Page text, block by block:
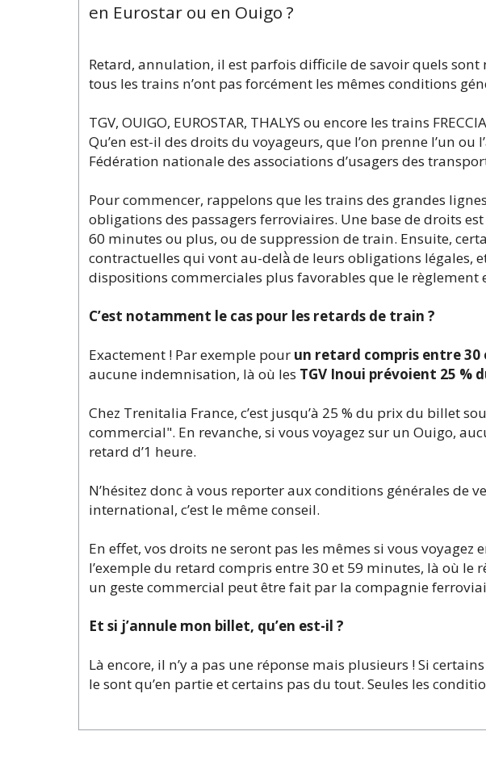
en Eurostar ou en Ouigo ?
Retard, annulation, il est parfois difficile de savoir quels
tous les trains n’ont pas forcément les mêmes conditions
TGV, OUIGO, EUROSTAR, THALYS ou encore les trains
Qu’en est-il des droits du voyageurs, que l’on prenne l’un ou
Fédération nationale des associations d’usagers des
Pour commencer, rappelons que les trains des grandes
obligations des passagers ferroviaires. Une base de droits
60 minutes ou plus, ou de suppression de train. Ensuite,
contractuelles qui vont au-delà̀ de leurs obligations légales,
dispositions commerciales plus favorables que le règlement
C’est notamment le cas pour les retards de train ?
Exactement ! Par exemple pour un retard compris entre 30
aucune indemnisation, là où les TGV Inoui prévoient 25 %
Chez Trenitalia France, c’est jusqu’à 25 % du prix du billet
commercial". En revanche, si vous voyagez sur un Ouigo,
retard d’1 heure.
N’hésitez donc à vous reporter aux conditions générales de
international, c’est le même conseil.
En effet, vos droits ne seront pas les mêmes si vous
l’exemple du retard compris entre 30 et 59 minutes, là où
un geste commercial peut être fait par la compagnie
Et si j’annule mon billet, qu’en est-il ?
Là encore, il n’y a pas une réponse mais plusieurs ! Si
le sont qu’en partie et certains pas du tout. Seules les